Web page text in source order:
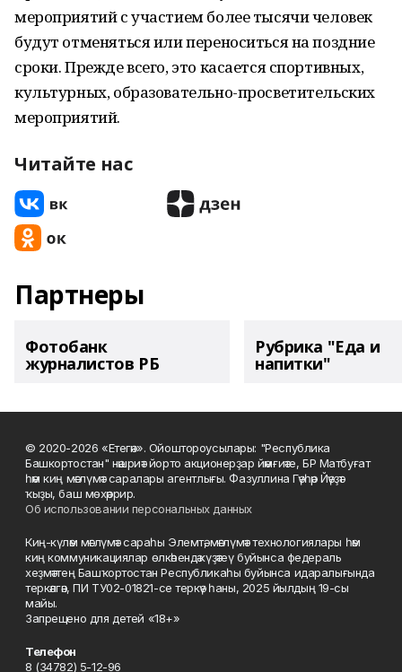
мероприятий с участием более тысячи человек
будут отменяться или переноситься на поздние
сроки. Прежде всего, это касается спортивных,
культурных, образовательно-просветительских
мероприятий.
Читайте нас
Партнеры
Фотобанк
журналистов РБ
Рубрика "Еда и
напитки"
© 2020-2026 «Етегән». Ойоштороусылары: "Республика
Башкортостан" нәшриәт йорто акционерҙар йәмғиәте, БР Матбуғат
һәм киң мәғлүмәт саралары агентлығы. Фазуллина Гәүһәр Йәүҙәт
ҡыҙы, баш мөхәррир.
Об использовании персональных данных
Киң-күләм мәғлүмәт сараһы Элемтә, мәғлүмәт технологиялары һәм
киң коммуникациялар өлкәһендә күҙәтеү буйынса федераль
хеҙмәттең Башҡортостан Республикаһы буйынса идаралығында
теркәлгән, ПИ ТУ02-01821-се теркәү һаны, 2025 йылдың 19-сы
майы.
Запрещено для детей «18+»
Телефон
8 (34782) 5-12-96